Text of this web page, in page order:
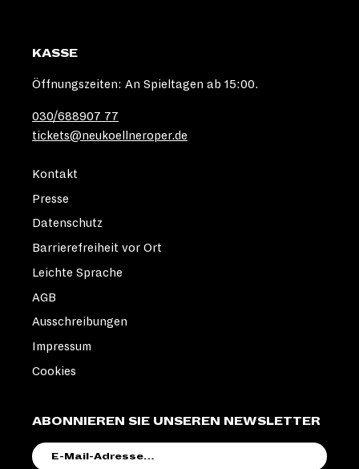
KASSE
Öffnungszeiten: An Spieltagen ab 15:00.
030/688907 77
tickets@neukoellneroper.de
ABONNIEREN SIE UNSEREN NEWSLETTER
MAIL-
Kontakt
Presse
Datenschutz
Barrierefreiheit vor Ort
Leichte Sprache
AGB
Ausschreibungen
Impressum
Cookies